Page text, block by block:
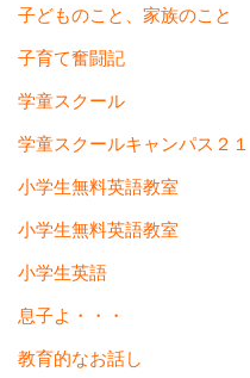
子どものこと、家族のこと
子育て奮闘記
学童スクール
学童スクールキャンパス２１
小学生無料英語教室
小学生無料英語教室
小学生英語
息子よ・・・
教育的なお話し